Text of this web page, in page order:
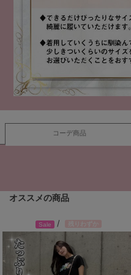
コーデ商品
オススメの商品
Sale /